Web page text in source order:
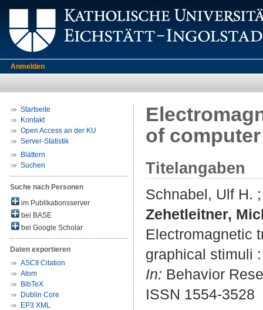
Anmelden
Startseite
Kontakt
Open Access an der KU
Server-Statistik
Blättern
Suchen
Suche nach Personen
im Publikationsserver
bei BASE
bei Google Scholar
Daten exportieren
ASCII Citation
Atom
BibTeX
Dublin Core
EP3 XML
of
Titelangaben
Schnabel, Ulf H.
Zehetleitner,
Electromagnetic
graphical stimuli
In: Behavior
ISSN 1554-3528